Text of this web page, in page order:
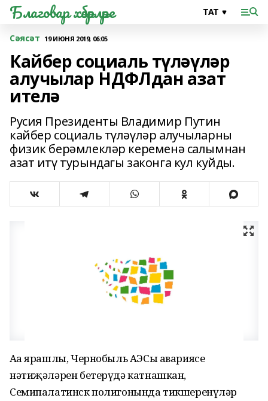
Благовар хәбәрләре
Сәясәт 19 ИЮНЯ 2019, 06:05
Кайбер социаль түләүләр
алучылар НДФЛдан азат
ителә
Русия Президенты Владимир Путин
кайбер социаль түләүләр алучыларны
физик берәмлекләр кеременә салымнан
азат итү турындагы законга кул куйды.
Аңа ярашлы, Чернобыль АЭСы авариясе
нәтиҗәләрен бетерүдә катнашкан,
Семипалатинск полигонында тикшеренүләр